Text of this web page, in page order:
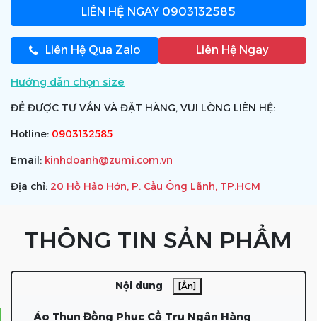
LIÊN HỆ NGAY 0903132585
Liên Hệ Qua Zalo Liên Hệ Ngay
Hướng dẫn chọn size
ĐỂ ĐƯỢC TƯ VẤN VÀ ĐẶT HÀNG, VUI LÒNG LIÊN HỆ:
Hotline: 0903132585
Email: kinhdoanh@zumi.com.vn
Địa chỉ: 20 Hồ Hảo Hớn, P. Cầu Ông Lãnh, TP.HCM
THÔNG TIN SẢN PHẨM
Nội dung [Ẩn]
Áo Thun Đồng Phục Cổ Trụ Ngân Hàng